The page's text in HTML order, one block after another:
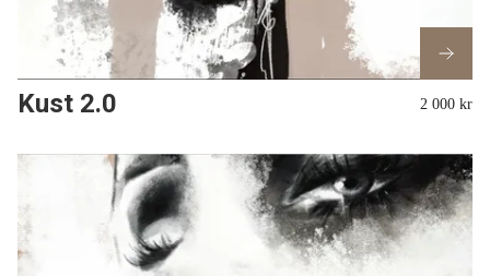
Kust 2.0 2 000 kr